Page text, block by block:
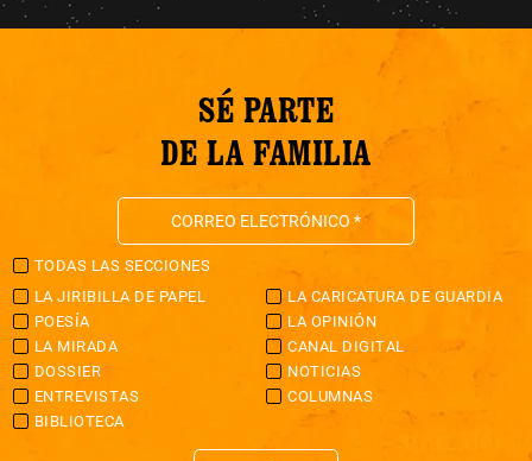
SÉ PARTE
DE LA FAMILIA
TODAS LAS SECCIONES
LA JIRIBILLA DE PAPEL
LA CARICATURA DE GUARDIA
POESÍA
LA OPINIÓN
LA MIRADA
CANAL DIGITAL
DOSSIER
NOTICIAS
ENTREVISTAS
COLUMNAS
BIBLIOTECA